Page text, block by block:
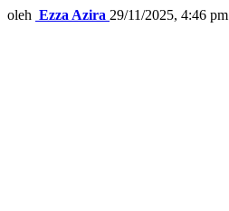
oleh Ezza Azira 29/11/2025, 4:46 pm